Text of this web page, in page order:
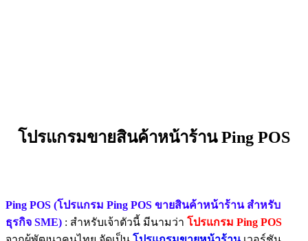
โปรแกรมขายสินค้าหน้าร้าน Ping POS
Ping POS (โปรแกรม Ping POS ขายสินค้าหน้าร้าน สำหรับ
ธุรกิจ SME) : สำหรับเจ้าตัวนี้ มีนามว่า โปรแกรม Ping POS